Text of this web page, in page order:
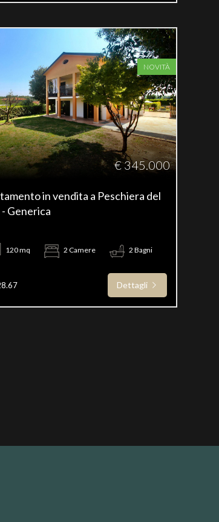
NOVITÀ
€ 345.000
in vendita a Peschiera del
Generica
120 mq 2 Camere 2 Bagni
Dettagli